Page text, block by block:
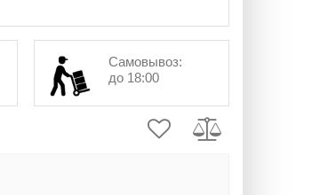
Самовывоз:
до 18:00